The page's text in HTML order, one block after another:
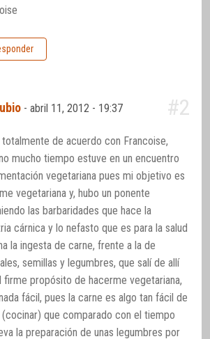
-abril 11, 2012 - 19:37 #2
totalmente de acuerdo con Francoise,
mucho tiempo estuve en un encuentro
vegetariana pues mi objetivo es
vegetariana y, hubo un ponente
las barbaridades que hace la
cárnica y lo nefasto que es para la salud
la ingesta de carne, frente a la de
semillas y legumbres, que salí de allí
firme propósito de hacerme vegetariana,
fácil, pues la carne es algo tan fácil de
(cocinar) que comparado con el tiempo
la preparación de unas legumbres por